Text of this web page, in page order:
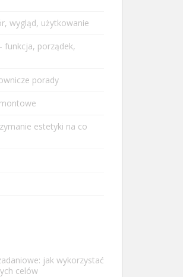
wygląd, użytkowanie
funkcja, porządek,
porady
estetyki na co
jak wykorzystać
celów